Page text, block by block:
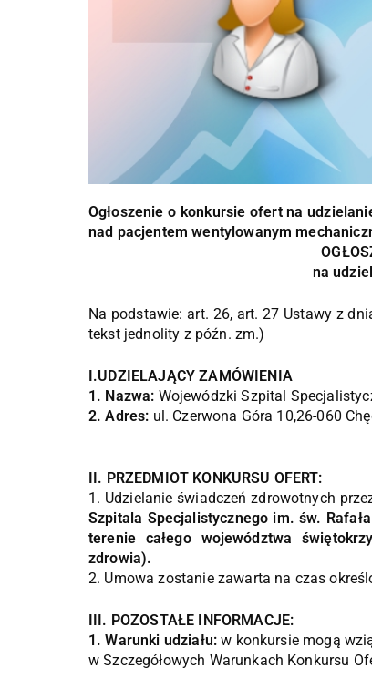
Ogłoszenie o konkursie ofert na
nad pacjentem wentylowanym
na
Na podstawie: art. 26, art. 27 Ustawy z
tekst jednolity z późn. zm.)
I.UDZIELAJĄCY ZAMÓWIENIA
1. Nazwa: Wojewódzki Szpital
2. Adres: ul. Czerwona Góra 10,26-060
II. PRZEDMIOT KONKURSU OFERT:
1. Udzielanie świadczeń zdrowotnych
Szpitala Specjalistycznego im. św.
terenie całego województwa
zdrowia).
2. Umowa zostanie zawarta na czas
III. POZOSTAŁE INFORMACJE:
1. Warunki udziału:w konkursie mogą
w Szczegółowych Warunkach Konkursu